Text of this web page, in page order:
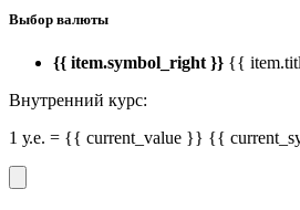
Выбор валюты
{{ item.symbol_right }} {{
Внутренний курс:
1 у.е. = {{ current_value }} {{